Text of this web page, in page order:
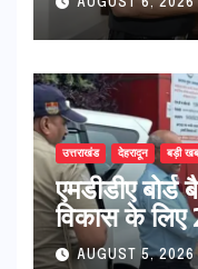
विकास पर हुई
AUGUST 6, 2026
उत्तराखंड देहरादून बड़ी
एमडीडीए
विकास के लिए
हरी झंडी
AUGUST 5, 2026